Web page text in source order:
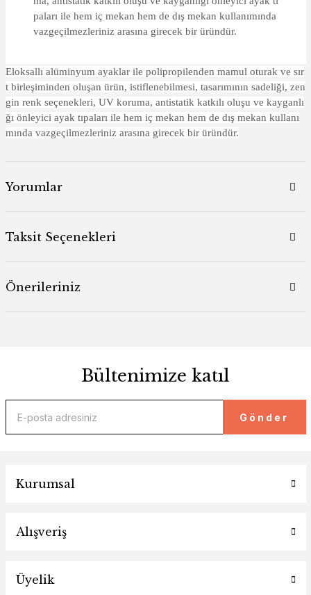
paları ile hem iç mekan hem de dış mekan kullanımında
vazgeçilmezleriniz arasına girecek bir üründür.
Eloksallı alüminyum ayaklar ile polipropilenden mamul oturak ve sır
t birleşiminden oluşan ürün, istiflenebilmesi, tasarımının sadeliği, zen
gin renk seçenekleri, UV koruma, antistatik katkılı oluşu ve kayganlı
ğı önleyici ayak tıpaları ile hem iç mekan hem de dış mekan kullanı
mında vazgeçilmezleriniz arasına girecek bir üründür.
Yorumlar
Taksit Seçenekleri
Önerileriniz
Bültenimize katıl
Gönder
Kurumsal
Alışveriş
Üyelik